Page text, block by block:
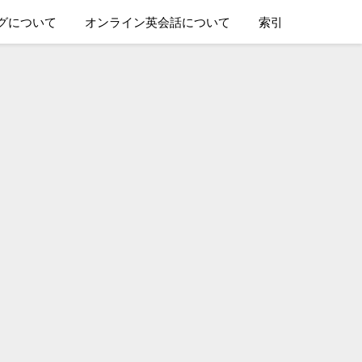
について オンライン英会話について 索引